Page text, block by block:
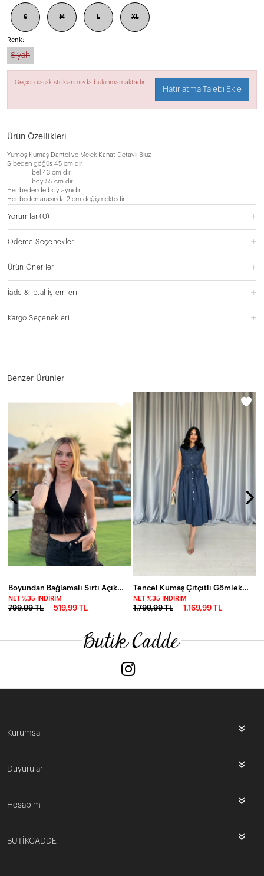
S M L XL
Renk:
Siyah
Geçici olarak stoklarımızda bulunmamaktadır.
Hatırlatma Talebi Ekle
Ürün Özellikleri
Yumoş Kumaş Dantel ve Melek Kanat Detaylı Bluz
S beden göğüs 45 cm dir
bel 43 cm dir
boy 55 cm dir
Her bedende boy aynıdır
Her beden arasında 2 cm değişmektedir
Yorumlar(0)
Ödeme Seçenekleri
Ürün Önerileri
İade & İptal İşlemleri
Kargo Seçenekleri
Benzer Ürünler
Boyundan Bağlamalı Sırtı Açık Keten Bluz
NET %35 İNDIRIM
799,99 TL 519,99 TL
Tencel Kumaş Çıtçıtlı Gömlek Elbise
NET %35 İNDIRIM
1.799,99 TL 1.169,99 TL
Kurumsal
Duyurular
Hesabım
BUTİKCADDE